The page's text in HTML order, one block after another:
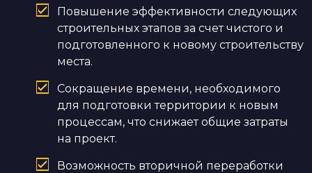
Повышение эффективности следующих
строительных этапов за счет чистого и
подготовленного к новому строительству
места.
Сокращение времени, необходимого
для подготовки территории к новым
процессам, что снижает общие затраты
на проект.
Возможность вторичной переработки